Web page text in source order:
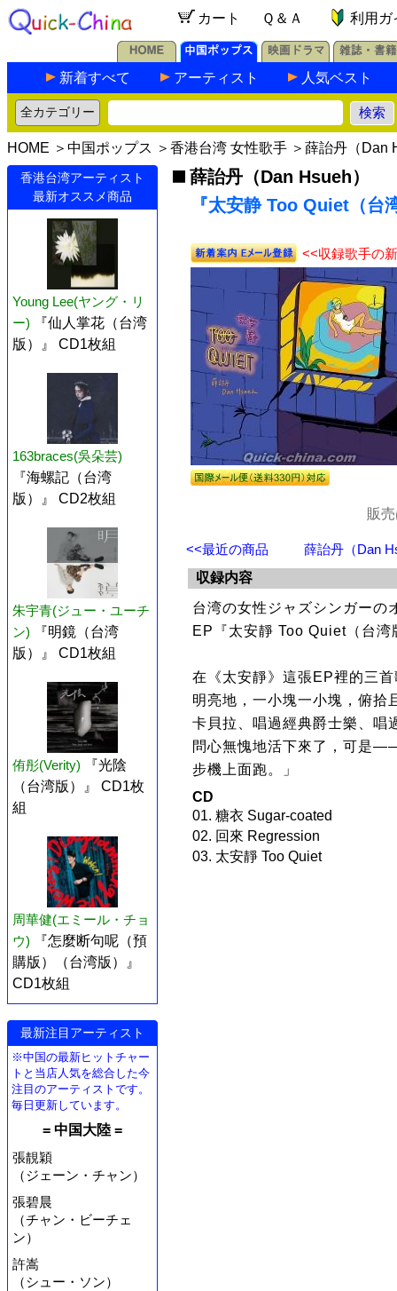
カート Ｑ＆Ａ 利用ガ
新着すべて アーティスト 人気ベスト
HOME ＞ 中国ポップス ＞ 香港台湾 女性歌手 ＞ 薛詒丹（Dan
香港台湾アーティスト
最新オススメ商品
Young Lee(ヤング・リ
ー)
『仙人掌花（台湾
版）』 CD1枚組
163braces(吳朵芸)
『海螺記（台湾
版）』 CD2枚組
朱宇青(ジュー・ユーチ
ン)
『明鏡（台湾
版）』 CD1枚組
侑彤(Verity)
『光陰
（台湾版）』 CD1枚
組
周華健(エミール・チョ
ウ)
『怎麼断句呢（預
購版）（台湾版）』
CD1枚組
最新注目アーティスト
※中国の最新ヒットチャー
トと当店人気を総合した今
注目のアーティストです。
毎日更新しています。
= 中国大陸 =
張靚穎
（ジェーン・チャン）
張碧晨
（チャン・ビーチェ
ン）
許嵩
（シュー・ソン）
薛詒丹（Dan Hsueh）
『太安静 Too Quiet（台
<<収録歌手の
販
<<最近の商品
薛詒丹（Dan
収録内容
台湾の女性ジャズシンガーの
EP『太安靜 Too Quiet（台
在《太安靜》這張EP裡的三
明亮地，一小塊一小塊，俯拾
卡貝拉、唱過經典爵士樂、唱
問心無愧地活下來了，可是
步機上面跑。」
CD
01. 糖衣 Sugar-coated
02. 回來 Regression
03. 太安靜 Too Quiet